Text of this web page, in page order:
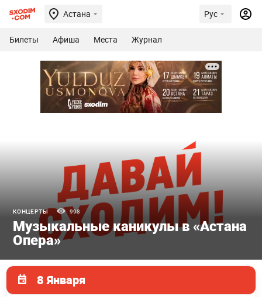
Астана Рус
Билеты Афиша Места Журнал
КОНЦЕРТЫ 998
Музыкальные каникулы в «Астана
Опера»
8 Января